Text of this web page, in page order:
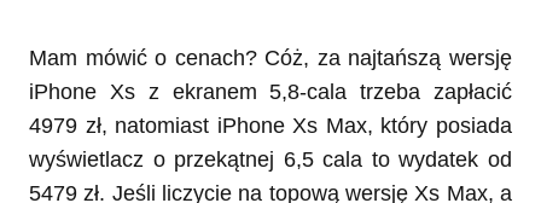
Mam mówić o cenach? Cóż, za najtańszą wersję
iPhone Xs z ekranem 5,8-cala trzeba zapłacić
4979 zł, natomiast iPhone Xs Max, który posiada
wyświetlacz o przekątnej 6,5 cala to wydatek od
5479 zł. Jeśli liczycie na topową wersję Xs Max, a